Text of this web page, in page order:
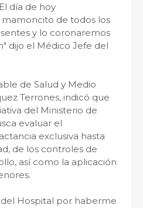
día de hoy
de todos los
y lo coronaremos
dijo el Médico Jefe del
de Salud y Medio
Terrones, indicó que
del Ministerio de
evaluar el
exclusiva hasta
de los controles de
así como la aplicación
del Hospital por haberme